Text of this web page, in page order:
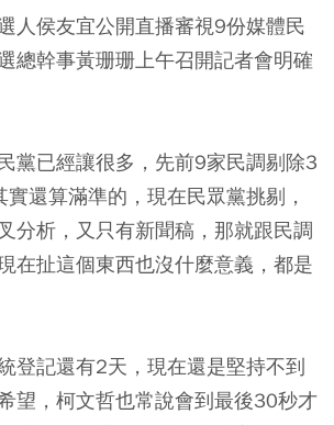
人侯友宜公開直播審視9份媒體民
總幹事黃珊珊上午召開記者會明確
黨已經讓很多，先前9家民調剔除3
還算滿準的，現在民眾黨挑剔，
分析，又只有新聞稿，那就跟民調
在扯這個東西也沒什麼意義，都是
登記還有2天，現在還是堅持不到
望，柯文哲也常說會到最後30秒才